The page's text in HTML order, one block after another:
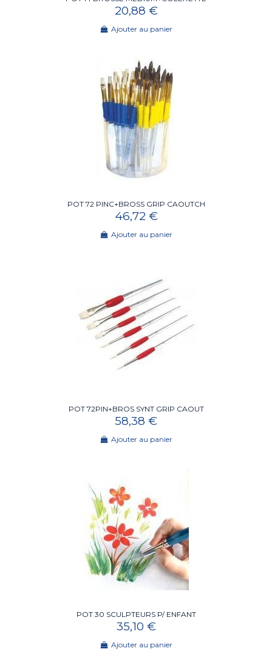
20,88 €
Ajouter au panier
POT 72 PINC+BROSS GRIP CAOUTCH
46,72 €
Ajouter au panier
POT 72PIN+BROS SYNT GRIP CAOUT
58,38 €
Ajouter au panier
POT 30 SCULPTEURS P/ ENFANT
35,10 €
Ajouter au panier